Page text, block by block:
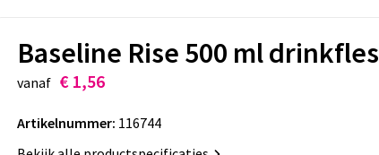
Baseline Rise 500 ml drinkfles
vanaf € 1,56
Artikelnummer: 116744